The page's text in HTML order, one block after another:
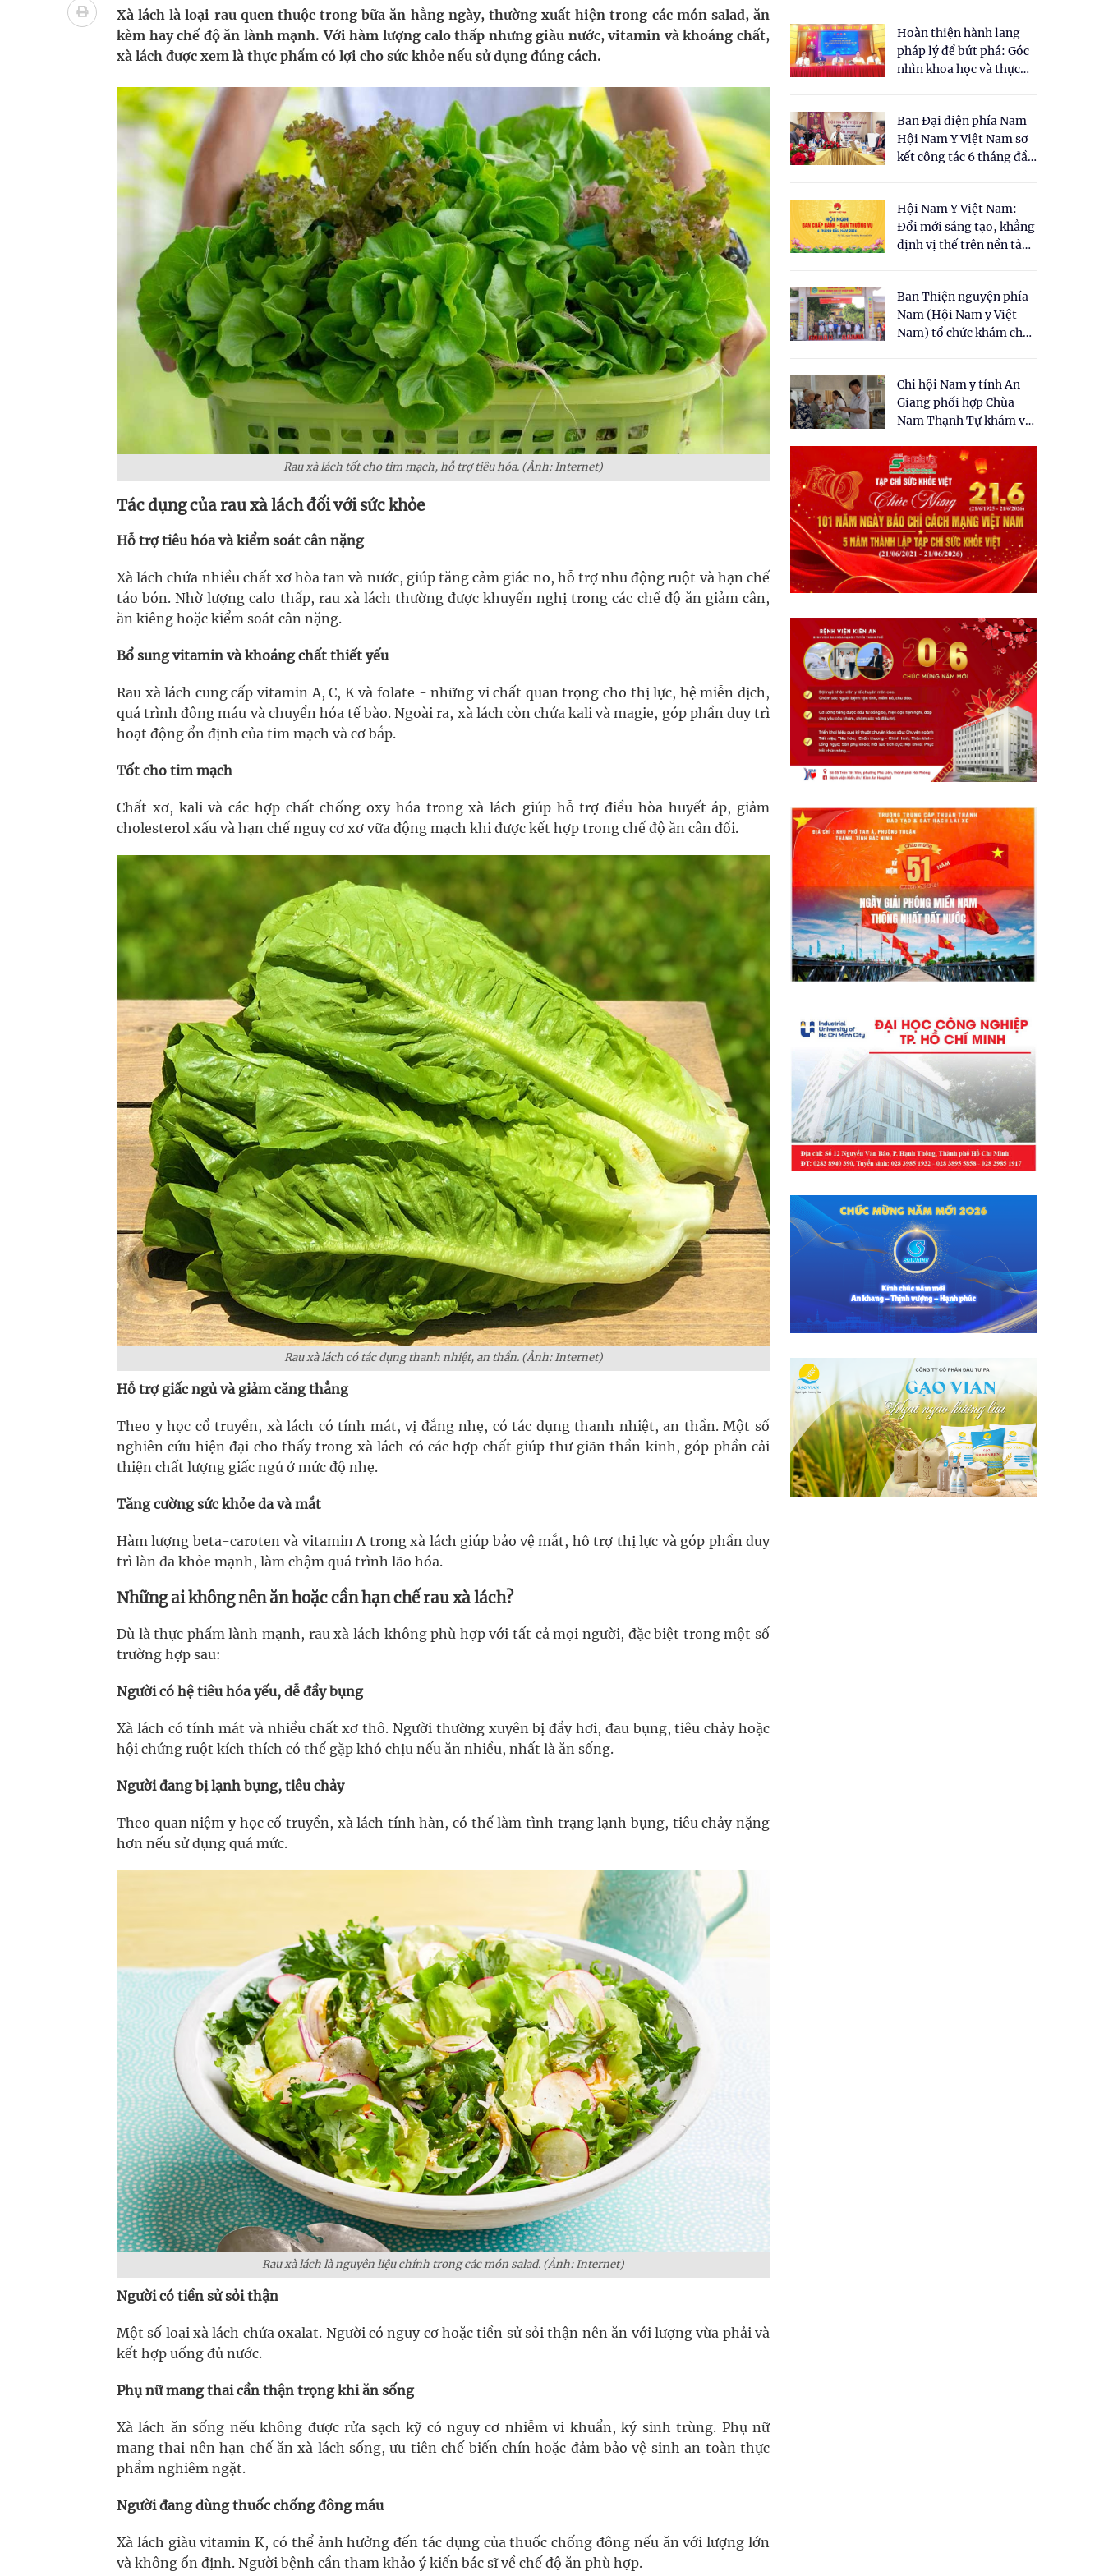
Nhiều lợi thế để nâng chất lượng y tế
Vương Thành Công: Khi việc học bắt đầu từ trải nghiệm thực tế
Giải pháp nâng cao thị lực thời hiện đại
Xà lách là loại rau quen thuộc trong bữa ăn hằng ngày, thường xuất hiện trong các món salad, ăn
kèm hay chế độ ăn lành mạnh. Với hàm lượng calo thấp nhưng giàu nước, vitamin và khoáng chất,
xà lách được xem là thực phẩm có lợi cho sức khỏe nếu sử dụng đúng cách.
Rau xà lách tốt cho tim mạch, hỗ trợ tiêu hóa. (Ảnh: Internet)
Tác dụng của rau xà lách đối với sức khỏe
Hỗ trợ tiêu hóa và kiểm soát cân nặng
Xà lách chứa nhiều chất xơ hòa tan và nước, giúp tăng cảm giác no, hỗ trợ nhu động ruột và hạn chế
táo bón. Nhờ lượng calo thấp, rau xà lách thường được khuyến nghị trong các chế độ ăn giảm cân,
ăn kiêng hoặc kiểm soát cân nặng.
Bổ sung vitamin và khoáng chất thiết yếu
Rau xà lách cung cấp vitamin A, C, K và folate - những vi chất quan trọng cho thị lực, hệ miễn dịch,
quá trình đông máu và chuyển hóa tế bào. Ngoài ra, xà lách còn chứa kali và magie, góp phần duy trì
hoạt động ổn định của tim mạch và cơ bắp.
Tốt cho tim mạch
Chất xơ, kali và các hợp chất chống oxy hóa trong xà lách giúp hỗ trợ điều hòa huyết áp, giảm
cholesterol xấu và hạn chế nguy cơ xơ vữa động mạch khi được kết hợp trong chế độ ăn cân đối.
Rau xà lách có tác dụng thanh nhiệt, an thần. (Ảnh: Internet)
Hỗ trợ giấc ngủ và giảm căng thẳng
Theo y học cổ truyền, xà lách có tính mát, vị đắng nhẹ, có tác dụng thanh nhiệt, an thần. Một số
nghiên cứu hiện đại cho thấy trong xà lách có các hợp chất giúp thư giãn thần kinh, góp phần cải
thiện chất lượng giấc ngủ ở mức độ nhẹ.
Tăng cường sức khỏe da và mắt
Hàm lượng beta-caroten và vitamin A trong xà lách giúp bảo vệ mắt, hỗ trợ thị lực và góp phần duy
trì làn da khỏe mạnh, làm chậm quá trình lão hóa.
Những ai không nên ăn hoặc cần hạn chế rau xà lách?
Dù là thực phẩm lành mạnh, rau xà lách không phù hợp với tất cả mọi người, đặc biệt trong một số
trường hợp sau:
Người có hệ tiêu hóa yếu, dễ đầy bụng
Xà lách có tính mát và nhiều chất xơ thô. Người thường xuyên bị đầy hơi, đau bụng, tiêu chảy hoặc
hội chứng ruột kích thích có thể gặp khó chịu nếu ăn nhiều, nhất là ăn sống.
Người đang bị lạnh bụng, tiêu chảy
Theo quan niệm y học cổ truyền, xà lách tính hàn, có thể làm tình trạng lạnh bụng, tiêu chảy nặng
hơn nếu sử dụng quá mức.
Rau xà lách là nguyên liệu chính trong các món salad. (Ảnh: Internet)
Người có tiền sử sỏi thận
Một số loại xà lách chứa oxalat. Người có nguy cơ hoặc tiền sử sỏi thận nên ăn với lượng vừa phải và
kết hợp uống đủ nước.
Phụ nữ mang thai cần thận trọng khi ăn sống
Xà lách ăn sống nếu không được rửa sạch kỹ có nguy cơ nhiễm vi khuẩn, ký sinh trùng. Phụ nữ
mang thai nên hạn chế ăn xà lách sống, ưu tiên chế biến chín hoặc đảm bảo vệ sinh an toàn thực
phẩm nghiêm ngặt.
Người đang dùng thuốc chống đông máu
Xà lách giàu vitamin K, có thể ảnh hưởng đến tác dụng của thuốc chống đông nếu ăn với lượng lớn
và không ổn định. Người bệnh cần tham khảo ý kiến bác sĩ về chế độ ăn phù hợp.
Hoàn thiện hành lang
pháp lý để bứt phá: Góc
nhìn khoa học và thực
cho Luật Y dược cổ
truyền Việt Nam"
Ban Đại diện phía Nam
Hội Nam Y Việt Nam sơ
kết công tác 6 tháng đầu
Hội Nam Y Việt Nam:
Đổi mới sáng tạo, khẳng
định vị thế trên nền tảng
Ban Thiện nguyện phía
Nam (Hội Nam y Việt
Nam) tổ chức khám chữa
dân tại xã Tân Tập
Chi hội Nam y tỉnh An
Giang phối hợp Chùa
Nam Thạnh Tự khám và
nhân dân